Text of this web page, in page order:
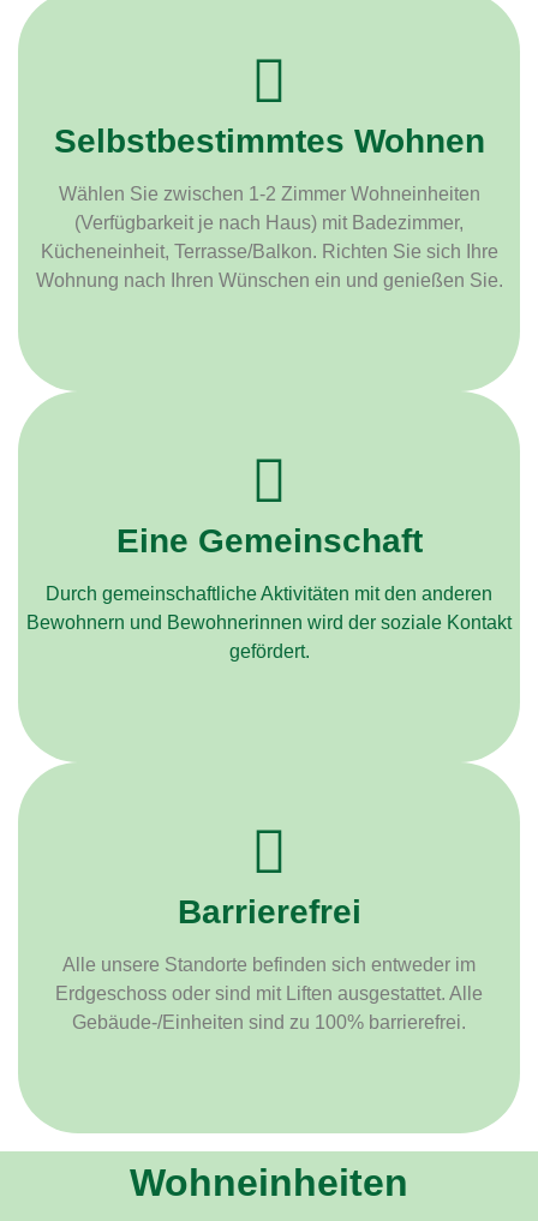
Selbstbestimmtes Wohnen
Wählen Sie zwischen 1-2 Zimmer Wohneinheiten
(Verfügbarkeit je nach Haus) mit Badezimmer,
Kücheneinheit, Terrasse/Balkon. Richten Sie sich Ihre
Wohnung nach Ihren Wünschen ein und genießen Sie.
Eine Gemeinschaft
Durch gemeinschaftliche Aktivitäten mit den anderen
Bewohnern und Bewohnerinnen wird der soziale Kontakt
gefördert.
Barrierefrei
Alle unsere Standorte befinden sich entweder im
Erdgeschoss oder sind mit Liften ausgestattet. Alle
Gebäude-/Einheiten sind zu 100% barrierefrei.
Wohneinheiten